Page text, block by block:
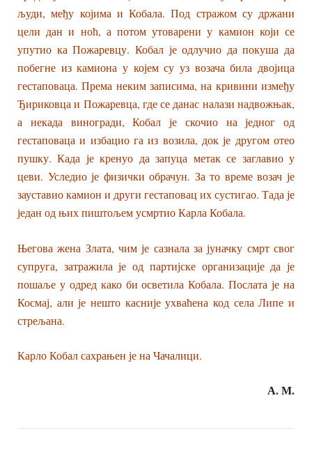
људи, међу којима и Кобала. Под стражом су држани
цели дан и ноћ, а потом утоварени у камион који се
упутио ка Пожаревцу. Кобал је одлучио да покуша да
побегне из камиона у којем су уз возача била двојица
гестаповаца. Према неким записима, на кривини између
Ђириковца и Пожаревца, где се данас налази надвожњак,
а некада виногради, Кобал је скочио на једног од
гестаповаца и избацио га из возила, док је другом отео
пушку. Када је кренуо да запуца метак се заглавио у
цеви. Уследио је физички обрачун. За то време возач је
зауставио камион и други гестаповац их сустигао. Тада је
један од њих пиштољем усмртио Карла Кобала.
Његова жена Злата, чим је сазнала за јуначку смрт свог
супруга, затражила је од партијске организације да је
пошаље у одред како би осветила Кобала. Послата је на
Космај, али је нешто касније ухваћена код села Липе и
стрељана.
Карло Кобал сахрањен је на Чачалици.
А. М.